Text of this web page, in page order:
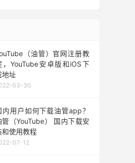
（油管）官网注册教
，YouTube安卓版和iOS下
地址
03-30
内用户如何下载油管app？
管（YouTube） 国内下载安
和使用教程
07-12